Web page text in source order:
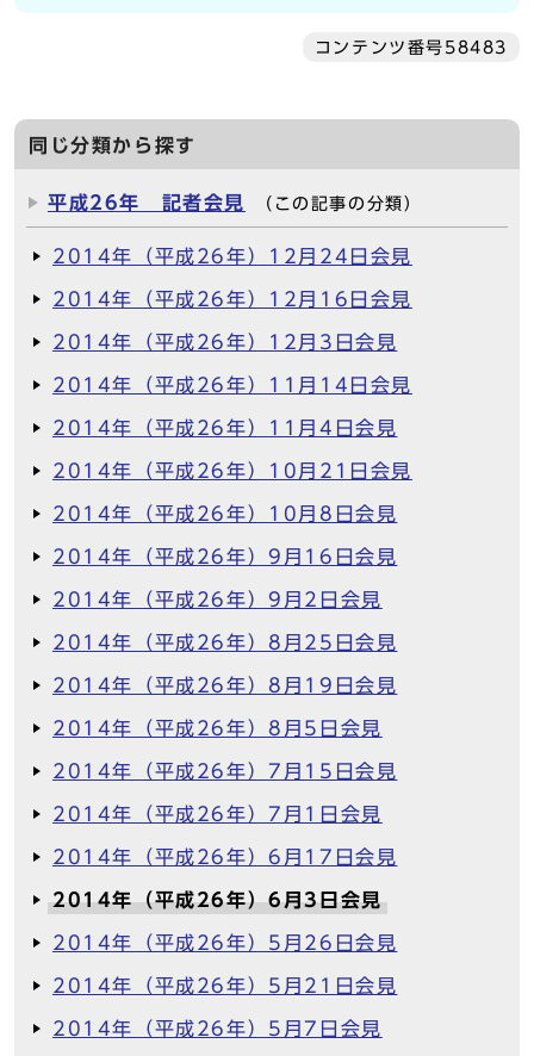
コンテンツ番号58483
同じ分類から探す
平成26年 記者会見 （この記事の分類）
2014年（平成26年）12月24日会見
2014年（平成26年）12月16日会見
2014年（平成26年）12月3日会見
2014年（平成26年）11月14日会見
2014年（平成26年）11月4日会見
2014年（平成26年）10月21日会見
2014年（平成26年）10月8日会見
2014年（平成26年）9月16日会見
2014年（平成26年）9月2日会見
2014年（平成26年）8月25日会見
2014年（平成26年）8月19日会見
2014年（平成26年）8月5日会見
2014年（平成26年）7月15日会見
2014年（平成26年）7月1日会見
2014年（平成26年）6月17日会見
2014年（平成26年）6月3日会見
2014年（平成26年）5月26日会見
2014年（平成26年）5月21日会見
2014年（平成26年）5月7日会見